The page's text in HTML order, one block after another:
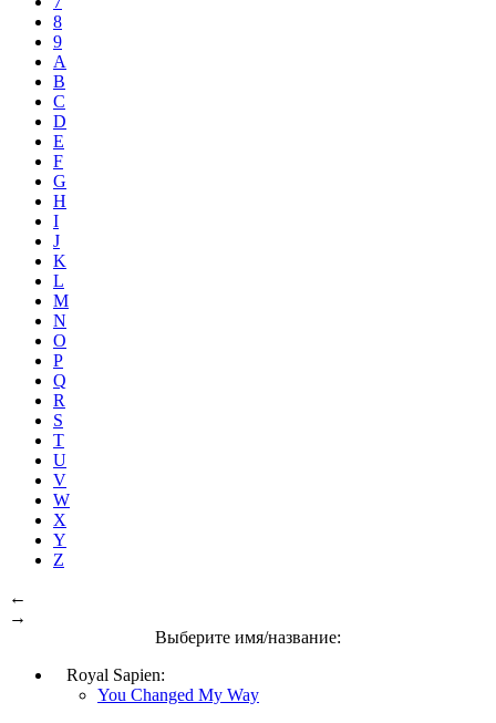
8
9
A
B
C
D
E
F
G
H
I
J
K
L
M
N
O
P
Q
R
S
T
U
V
W
X
Y
Z
←
→
Выберите имя/название:
Royal Sapien:
You Changed My Way